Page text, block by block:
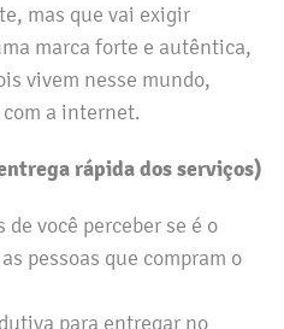
mas que vai exigir
marca forte e autêntica,
vivem nesse mundo,
a internet.
rápida dos serviços)
você perceber se é o
pessoas que compram o
para entregar no